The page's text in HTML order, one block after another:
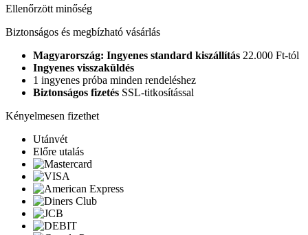
Ellenőrzött minőség
Biztonságos és megbízható vásárlás
Magyarország: Ingyenes standard kiszállítás 22.000 Ft-tól
Ingyenes visszaküldés
1 ingyenes próba minden rendeléshez
Biztonságos fizetés SSL-titkosítással
Kényelmesen fizethet
Utánvét
Előre utalás